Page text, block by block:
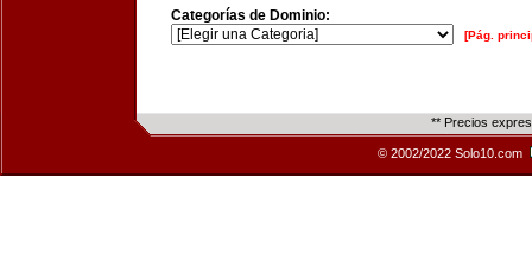
Categorías de Dominio:
[Pág.
** Precios
© 2002/2022 Solo10.com